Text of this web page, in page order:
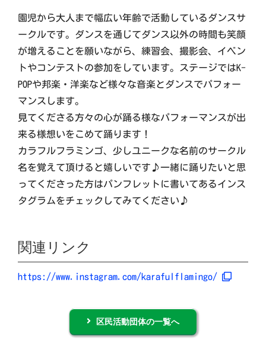
園児から大人まで幅広い年齢で活動しているダンスサ
ークルです。ダンスを通じてダンス以外の時間も笑顔
が増えることを願いながら、練習会、撮影会、イベン
トやコンテストの参加をしています。ステージではK-
POPや邦楽・洋楽など様々な音楽とダンスでパフォー
マンスします。
見てくださる方々の心が踊る様なパフォーマンスが出
来る様想いをこめて踊ります！
カラフルフラミンゴ、少しユニークな名前のサークル
名を覚えて頂けると嬉しいです♪一緒に踊りたいと思
ってくださった方はパンフレットに書いてあるインス
タグラムをチェックしてみてください♪
関連リンク
https://www.instagram.com/karafulflamingo/
区民活動団体の一覧へ